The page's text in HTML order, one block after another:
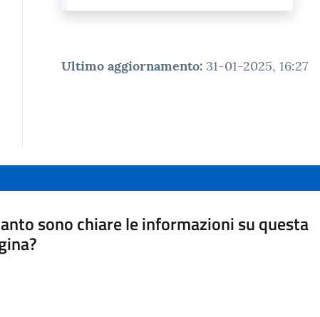
Ultimo aggiornamento: 31-01-2025, 16:27
sono chiare le informazioni su questa